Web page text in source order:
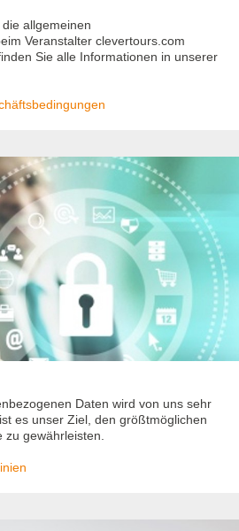
allgemeinen
Veranstalter clevertours.com
Sie alle Informationen in unserer
Daten wird von uns sehr
es unser Ziel, den größtmöglichen
gewährleisten.